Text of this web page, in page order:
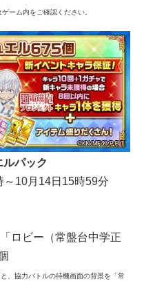
ーム内をご確認ください。
パック
10月14日15時59分
ロビー（常盤台中学正
、協力バトルの待機画面の背景を「常